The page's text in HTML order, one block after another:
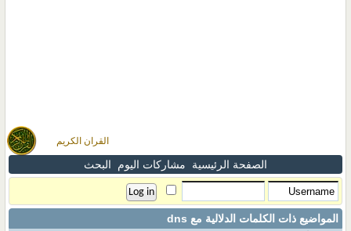
القران الكريم
الصفحة الرئيسية مشاركات اليوم البحث
المواضيع ذات الكلمات الدلالية مع dns